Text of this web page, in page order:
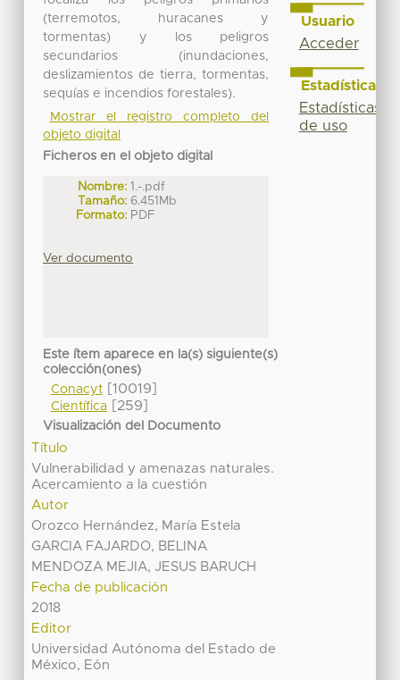
(terremotos, huracanes y
tormentas) y los peligros
secundarios (inundaciones,
deslizamientos de tierra, tormentas,
sequías e incendios forestales).
Mostrar el registro completo del
objeto digital
Ficheros en el objeto digital
Nombre: 1.-.pdf
Tamaño: 6.451Mb
Formato: PDF
Ver documento
Este ítem aparece en la(s) siguiente(s)
colección(ones)
Conacyt[10019]
Científica[259]
Visualización del Documento
Título
Vulnerabilidad y amenazas naturales.
Acercamiento a la cuestión
Autor
Orozco Hernández, María Estela
GARCIA FAJARDO, BELINA
MENDOZA MEJIA, JESUS BARUCH
Fecha de publicación
2018
Editor
Universidad Autónoma del Estado de
México, Eón
Usuario
Acceder
Estadísticas
Estadísticas
de uso